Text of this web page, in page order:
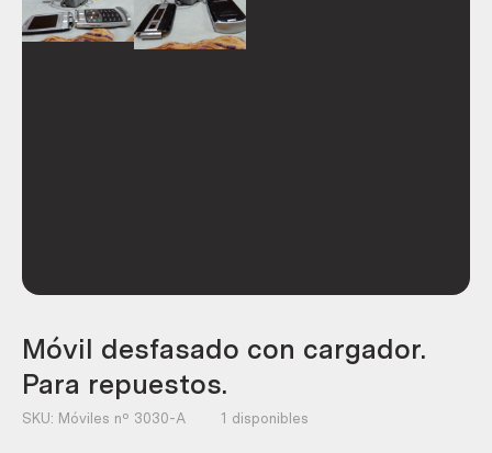
Móvil desfasado con cargador.
Para repuestos.
SKU: Móviles nº 3030-A 1 disponibles